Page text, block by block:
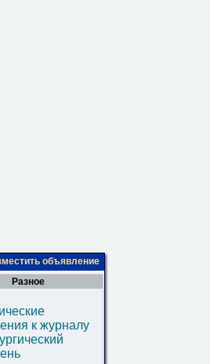
объявление
Разное
к журналу